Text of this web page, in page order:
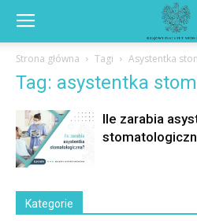
Strona główna Tagi Asystentka
Tag: asystentka
Ile zarabia
Kategorie